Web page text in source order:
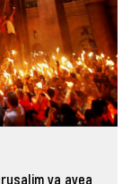
va avea